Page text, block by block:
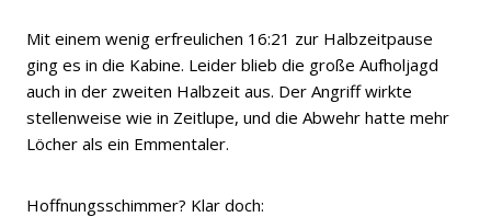
Mit einem wenig erfreulichen 16:21 zur Halbzeitpause
ging es in die Kabine. Leider blieb die große Aufholjagd
auch in der zweiten Halbzeit aus. Der Angriff wirkte
stellenweise wie in Zeitlupe, und die Abwehr hatte mehr
Löcher als ein Emmentaler.
Hoffnungsschimmer? Klar doch: